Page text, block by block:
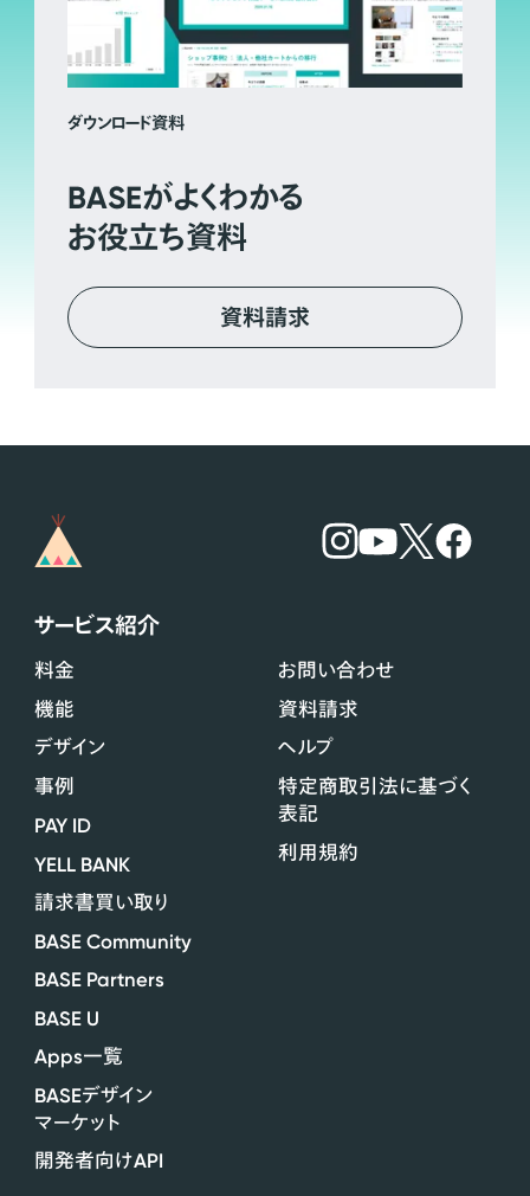
ダウンロード資料
BASEがよくわかる
お役立ち資料
資料請求
サービス紹介
料金
機能
デザイン
事例
PAY ID
YELL BANK
請求書買い取り
BASE Community
BASE Partners
BASE U
Apps一覧
BASEデザイン
マーケット
開発者向けAPI
お問い合わせ
資料請求
ヘルプ
特定商取引法に基づく
表記
利用規約